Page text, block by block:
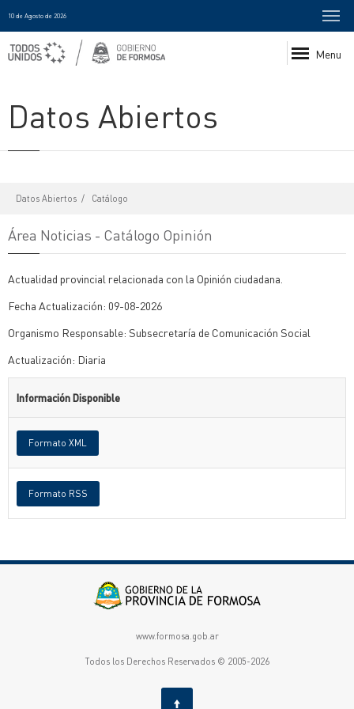
10 de Agosto de 2026
Menu
Datos Abiertos
Datos Abiertos Catálogo
Área Noticias - Catálogo Opinión
Actualidad provincial relacionada con la Opinión ciudadana.
Fecha Actualización: 09-08-2026
Organismo Responsable: Subsecretaría de Comunicación Social
Actualización: Diaria
Información Disponible
Formato XML
Formato RSS
www.formosa.gob.ar
Todos los Derechos Reservados © 2005-2026